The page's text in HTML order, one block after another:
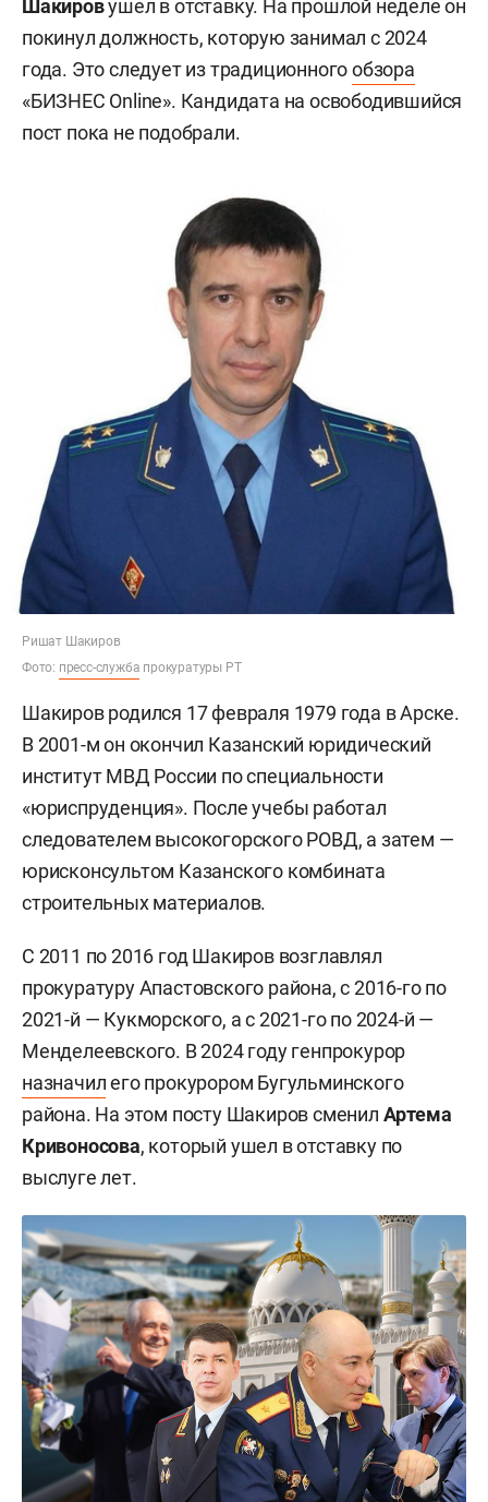
Шакировушел в отставку. На прошлой неделе он
покинул должность, которую занимал с 2024
года. Это следует из традиционногообзора
«БИЗНЕС Online». Кандидата на освободившийся
пост пока не подобрали.
Ришат Шакиров
Фото: пресс-служба прокуратуры РТ
Шакиров родился 17 февраля 1979 года в Арске.
В 2001-м он окончил Казанский юридический
институт МВД России по специальности
«юриспруденция». После учебы работал
следователем высокогорского РОВД, а затем —
юрисконсультом Казанского комбината
строительных материалов.
С 2011 по 2016 год Шакиров возглавлял
прокуратуру Апастовского района, с 2016-го по
2021-й — Кукморского, а с 2021-го по 2024-й —
Менделеевского. В 2024 году генпрокурор
назначилего прокурором Бугульминского
района. На этом посту Шакиров сменил Артема
Кривоносова, который ушел в отставку по
выслуге лет.